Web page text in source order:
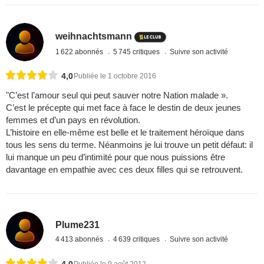
weihnachtsmann
1 622 abonnés 5 745 critiques Suivre son activité
4,0Publiée le 1 octobre 2016
"C’est l’amour seul qui peut sauver notre Nation malade ».
C’est le précepte qui met face à face le destin de deux jeunes
femmes et d’un pays en révolution.
L’histoire en elle-même est belle et le traitement héroïque dans
tous les sens du terme. Néanmoins je lui trouve un petit défaut: il
lui manque un peu d’intimité pour que nous puissions être
davantage en empathie avec ces deux filles qui se retrouvent.
Plume231
4 413 abonnés 4 639 critiques Suivre son activité